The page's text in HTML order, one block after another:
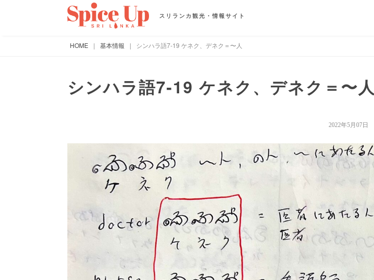
スリランカ観光・情報サイト
HOME | 基本情報 | シンハラ語7-19 ケネク、デネク＝〜人
シンハラ語7-19 ケネク、デネク＝〜人
2022年5月07日